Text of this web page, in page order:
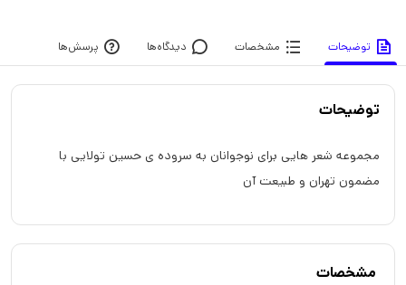
توضیحات مشخصات دیدگاه‌ها پرسش‌ها
توضیحات
مجموعه شعر هایی برای نوجوانان به سروده ی حسین تولایی با
مضمون تهران و طبیعت آن
مشخصات